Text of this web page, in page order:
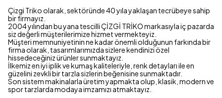
Çizgi Triko olarak, sektöründe 40 yıla yaklaşan tecrübeye sahip
bir firmayız.
2004 yılından bu yana tescilli ÇİZGİ TRİKO markasıyla iç pazarda
siz değerli müşterilerimize hizmet vermekteyiz.
Müşteri memnuniyetinin ne kadar önemli olduğunun farkında bir
firma olarak, tasarımlarımızda sizlere kendinizi özel
hissedeceğiniz ürünler sunmaktayız.
İlkemiz en iyi iplik ve kumaş kaliteleriyle, renk detayları ile en
güzelini zevkli bir tarzla sizlerin beğenisine sunmaktadır.
Son sistem makinalarla üretim yapmakta olup, klasik, modern ve
spor tarzlarda modaya imzamızı atmaktayız.